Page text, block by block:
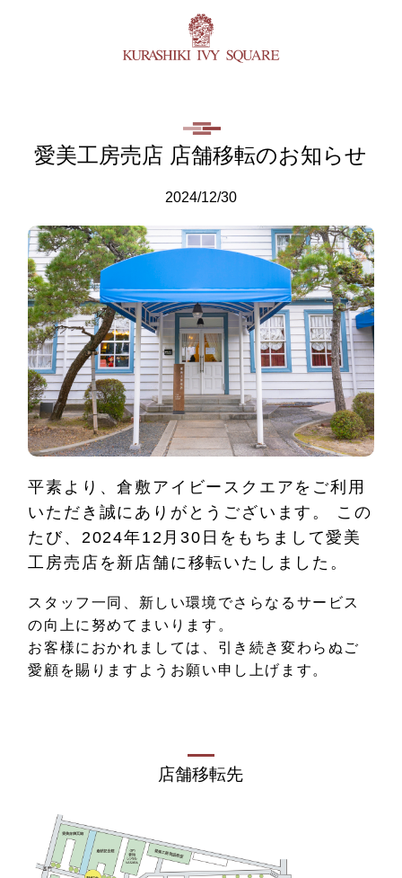
愛美工房売店 店舗移転のお知らせ
2024/12/30
平素より、倉敷アイビースクエアをご利用
いただき誠にありがとうございます。
この
たび、2024年12月30日をもちまして愛美
工房売店を新店舗に移転いたしました。
スタッフ一同、新しい環境でさらなるサービス
の向上に努めてまいります。
お客様におかれましては、引き続き変わらぬご
愛顧を賜りますようお願い申し上げます。
店舗移転先